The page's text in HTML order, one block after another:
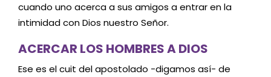
cuando uno acerca a sus amigos a entrar en la
intimidad con Dios nuestro Señor.
ACERCAR LOS HOMBRES A DIOS
Ese es el cuit del apostolado -digamos así- de